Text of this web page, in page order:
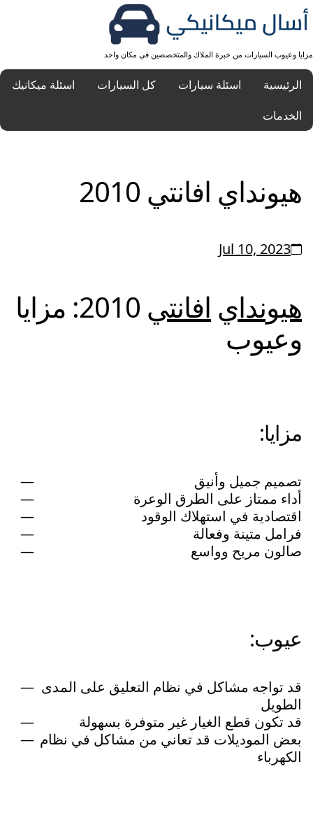
مزايا وعيوب السيارات من خبرة الملاك والمتخصصين في مكان واحد
الرئيسية اسئلة سيارات كل السيارات
اسئلة ميكانيك
الخدمات
هيونداي افانتي 2010
Jul 10, 2023
هيونداي افانتي
2010: مزايا
وعيوب
مزايا:
تصميم جميل وأنيق
أداء ممتاز على الطرق الوعرة
اقتصادية في استهلاك الوقود
فرامل متينة وفعالة
صالون مريح وواسع
عيوب:
قد تواجه مشاكل في نظام التعليق على المدى
الطويل
قد تكون قطع الغيار غير متوفرة بسهولة
بعض الموديلات قد تعاني من مشاكل في نظام
الكهرباء